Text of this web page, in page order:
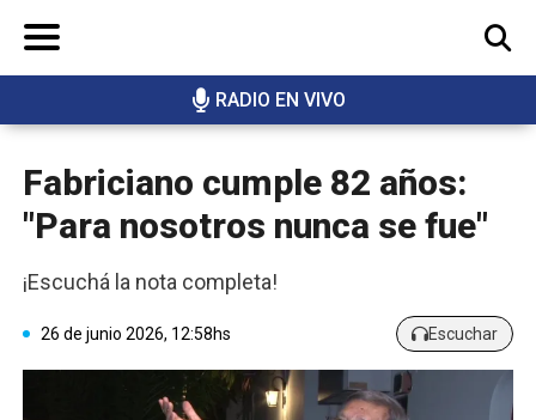
RADIO EN VIVO
BUSCAR
Fabriciano cumple 82 años:
"Para nosotros nunca se fue"
¡Escuchá la nota completa!
26 de junio 2026, 12:58hs Escuchar